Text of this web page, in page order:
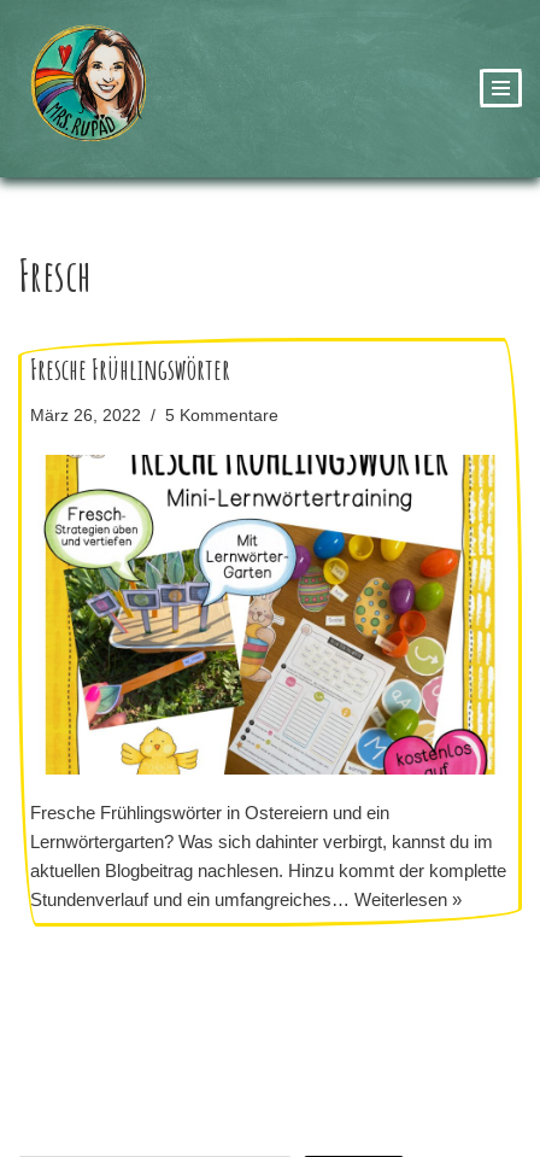
Zum
Inhalt
springen
Fresch
Fresche Frühlingswörter
März 26, 2022 5 Kommentare
Fresche Frühlingswörter in Ostereiern und ein
Lernwörtergarten? Was sich dahinter verbirgt, kannst du im
aktuellen Blogbeitrag nachlesen. Hinzu kommt der komplette
Stundenverlauf und ein umfangreiches… Weiterlesen »